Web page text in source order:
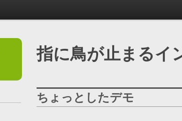
指に鳥が止まるイ
ちょっとしたデモ